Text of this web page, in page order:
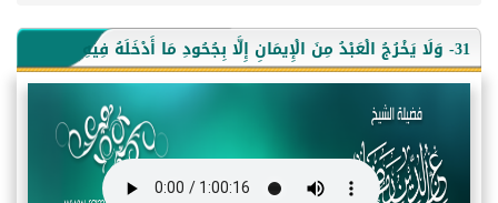
31- وَلَا يَخْرُجُ الْعَبْدُ مِنَ الْإِيمَانِ إِلَّا بِجُحُودِ مَا أَدْخَلَهُ فِيهِ